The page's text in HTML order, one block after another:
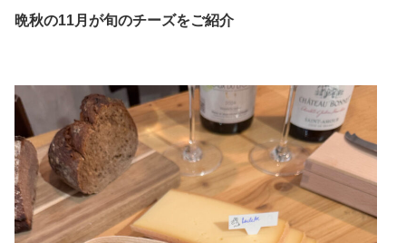
晩秋の11月が旬のチーズをご紹介